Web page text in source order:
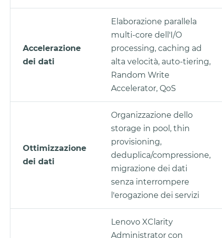
Accelerazione
dei dati
Elaborazione parallela
multi-core dell'I/O
processing, caching ad
alta velocità, auto-tiering,
Random Write
Accelerator, QoS
Ottimizzazione
dei dati
Organizzazione dello
storage in pool, thin
provisioning,
deduplica/compressione,
migrazione dei dati
senza interrompere
l'erogazione dei servizi
Lenovo XClarity
Administrator con